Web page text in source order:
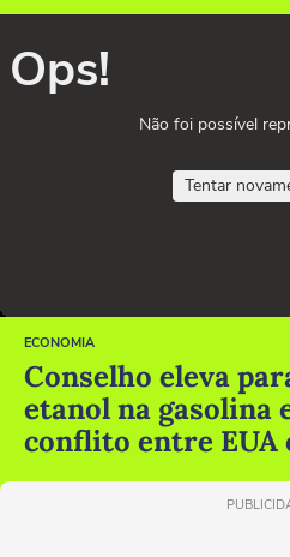
Ops!
Não foi possível
Tentar
ECONOMIA
Conselho eleva
etanol na gasolina
conflito entre EUA